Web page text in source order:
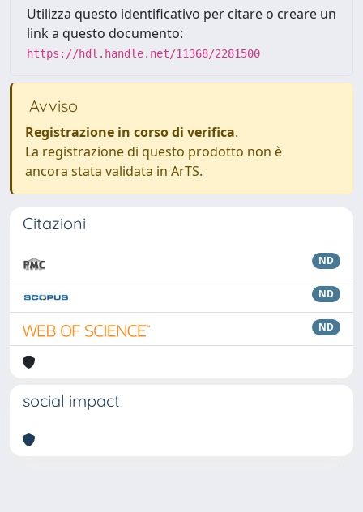
Utilizza questo identificativo per citare o creare un
link a questo documento:
https://hdl.handle.net/11368/2281500
Avviso
Registrazione in corso di verifica.
La registrazione di questo prodotto non è
ancora stata validata in ArTS.
Citazioni
ND
ND
ND
social impact